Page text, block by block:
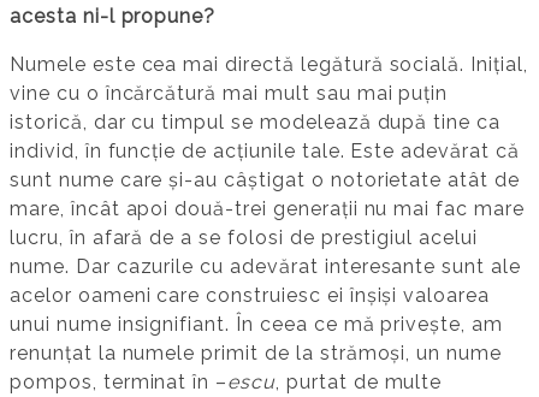
acesta ni-l propune?
Numele este cea mai directă legătură socială. Inițial,
vine cu o încărcătură mai mult sau mai puțin
istorică, dar cu timpul se modelează după tine ca
individ, în funcție de acțiunile tale. Este adevărat că
sunt nume care și-au câștigat o notorietate atât de
mare, încât apoi două-trei generații nu mai fac mare
lucru, în afară de a se folosi de prestigiul acelui
nume. Dar cazurile cu adevărat interesante sunt ale
acelor oameni care construiesc ei înșiși valoarea
unui nume insignifiant. În ceea ce mă privește, am
renunțat la numele primit de la strămoși, un nume
pompos, terminat în –escu, purtat de multe